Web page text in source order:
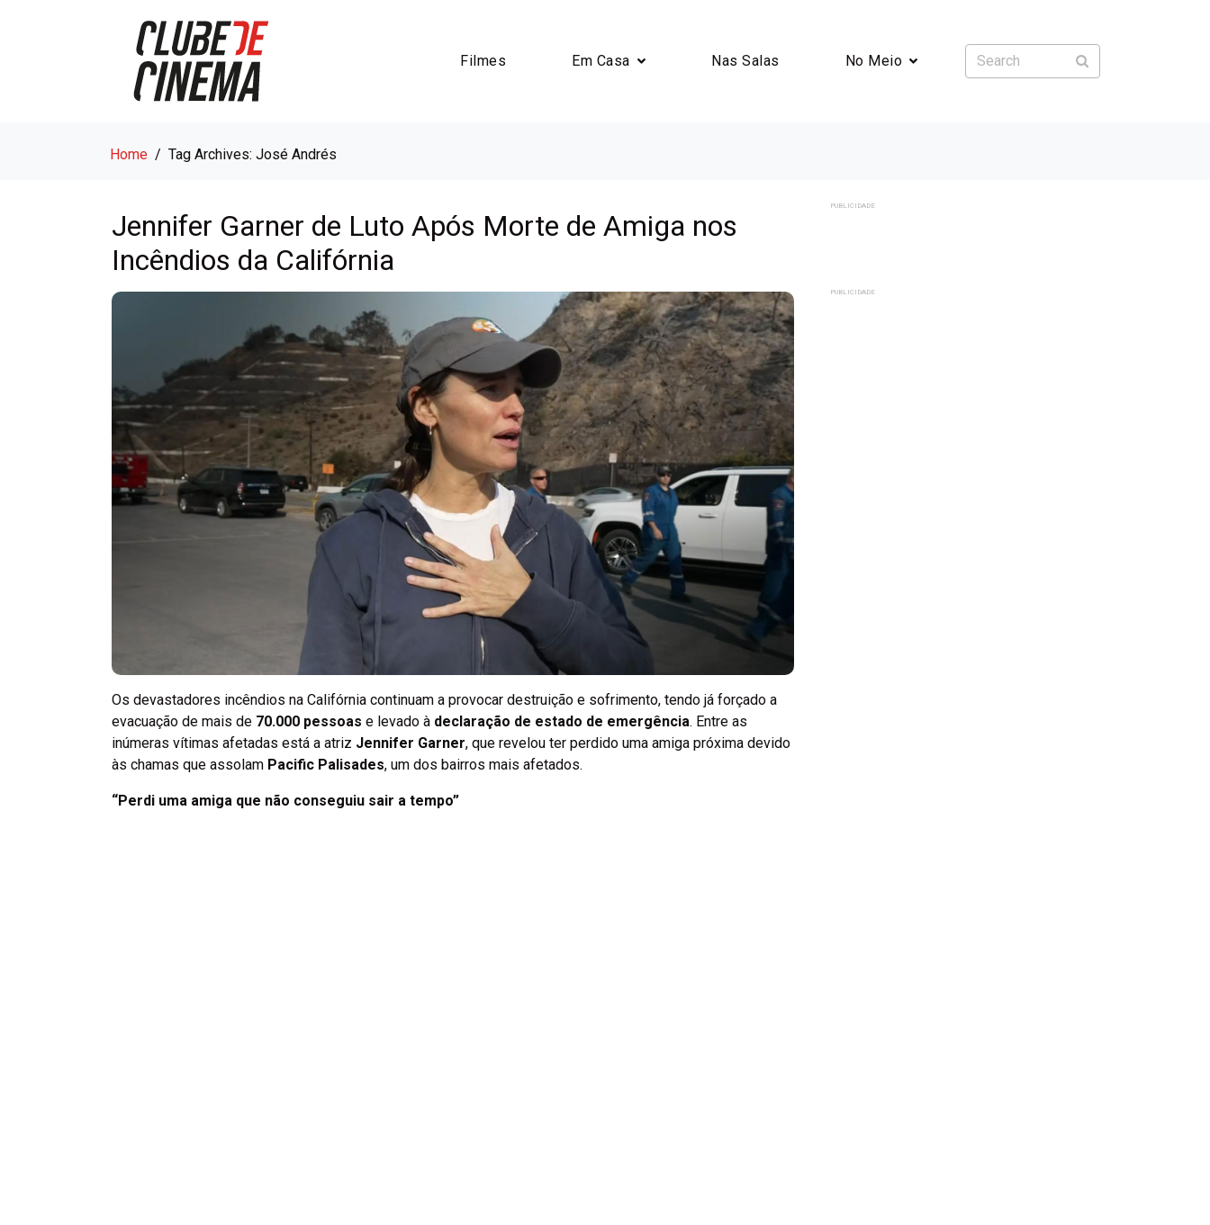
Filmes Em Casa Nas Salas No Meio
Home Tag Archives: José Andrés
Jennifer Garner de Luto Após Morte de Amiga nos
Incêndios da Califórnia
Os devastadores incêndios na Califórnia continuam a provocar destruição e sofrimento, tendo já forçado a
evacuação de mais de 70.000 pessoas e levado à declaração de estado de emergência. Entre as
inúmeras vítimas afetadas está a atriz Jennifer Garner, que revelou ter perdido uma amiga próxima devido
às chamas que assolam Pacific Palisades, um dos bairros mais afetados.
“Perdi uma amiga que não conseguiu sair a tempo”
PUBLICIDADE
PUBLICIDADE